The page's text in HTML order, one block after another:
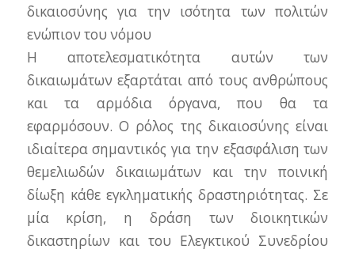
δικαιοσύνης για την ισότητα των πολιτών
ενώπιον του νόμου
Η αποτελεσματικότητα αυτών των
δικαιωμάτων εξαρτάται από τους ανθρώπους
και τα αρμόδια όργανα, που θα τα
εφαρμόσουν. Ο ρόλος της δικαιοσύνης είναι
ιδιαίτερα σημαντικός για την εξασφάλιση των
θεμελιωδών δικαιωμάτων και την ποινική
δίωξη κάθε εγκληματικής δραστηριότητας. Σε
μία κρίση, η δράση των διοικητικών
δικαστηρίων και του Ελεγκτικού Συνεδρίου